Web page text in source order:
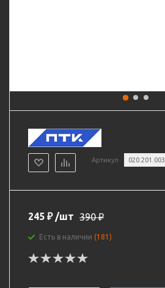
Артикул 020.201.003
245 ₽ /шт 390₽
Есть в наличии (181)